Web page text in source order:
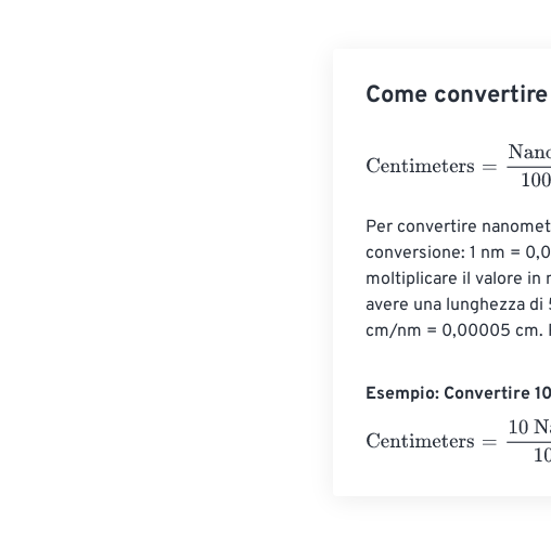
Come
Centimeters
Per convertire
conversione: 1 nm =
moltiplicare il valore in
avere una lunghezza
cm/nm = 0,00005 cm.
Esempio: Convertire
Centimeters
10